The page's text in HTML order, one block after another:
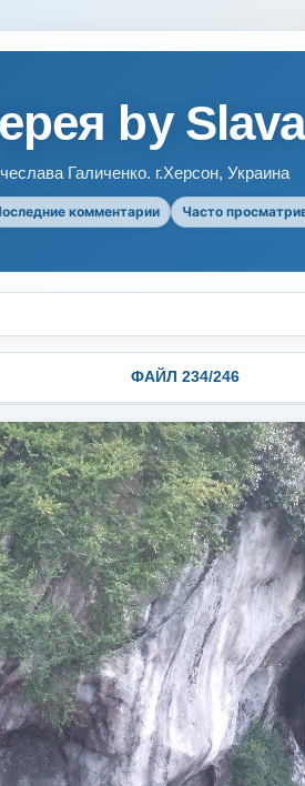
by Slava
Галиченко. г.Херсон, Украина
комментарии Часто
ФАЙЛ 234/246